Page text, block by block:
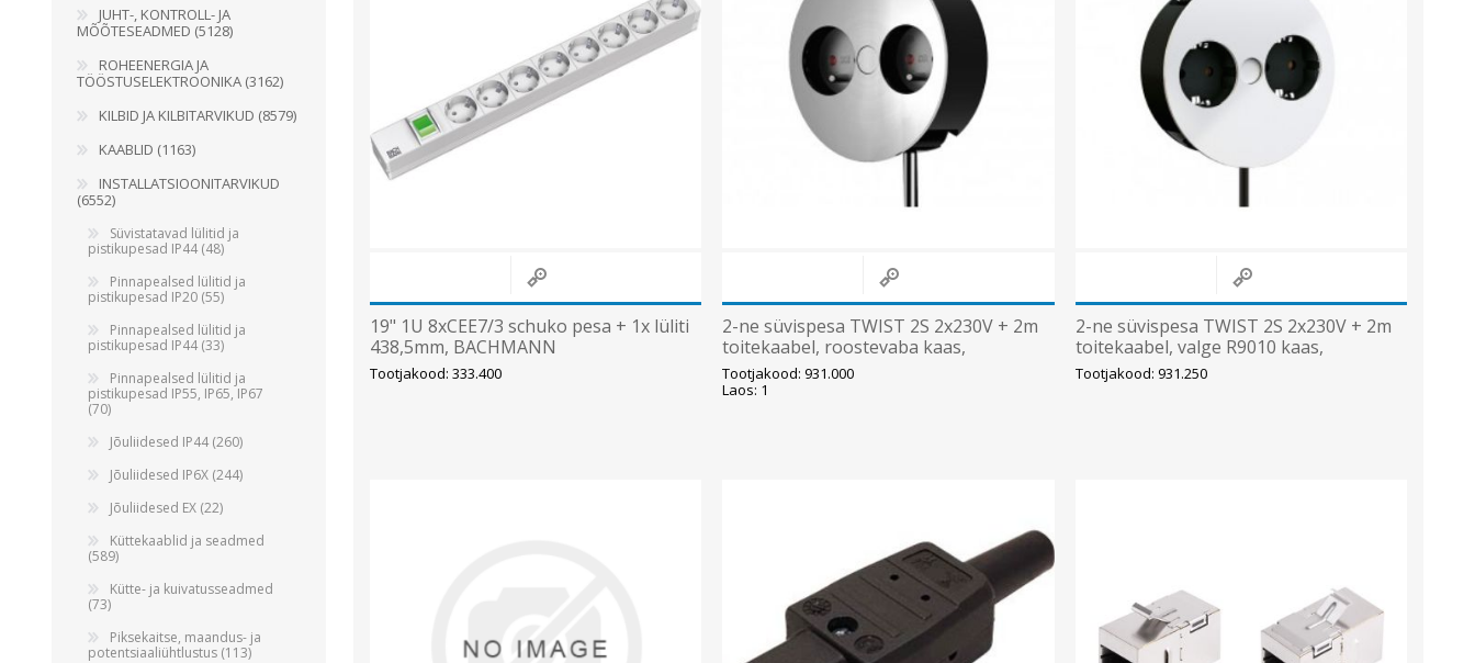
Alumiiniumkaablid ja -juhtmed
Vaskkaablid ja -juhtmed
Painduvad kontrollkaablid
Nõrkvoolukaablid
Süvistatavad lülitid ja pistikupesad IP44
Tulekindlad valgustid ja tarvikud
19" 1U 8xCEE7/3 schuko pesa + 1x lüliti
438,5mm, BACHMANN
Tootjakood: 333.400
2-ne süvispesa TWIST 2S 2x230V + 2m
toitekaabel, roostevaba kaas,
BACHMANN
Tootjakood: 931.000
Laos: 1
2-ne süvispesa TWIST 2S 2x230V + 2m
toitekaabel, valge R9010 kaas,
BACHMANN
Tootjakood: 931.250
JUHT-, KONTROLL- JA
MÕÕTESEADMED (5128)
ROHEENERGIA JA
TÖÖSTUSELEKTROONIKA (3162)
KILBID JA KILBITARVIKUD (8579)
KAABLID (1163)
INSTALLATSIOONITARVIKUD
(6552)
Süvistatavad lülitid ja
pistikupesad IP44 (48)
Pinnapealsed lülitid ja
pistikupesad IP20 (55)
Pinnapealsed lülitid ja
pistikupesad IP44 (33)
Pinnapealsed lülitid ja
pistikupesad IP55, IP65, IP67
(70)
Jõuliidesed IP44 (260)
Jõuliidesed IP6X (244)
Jõuliidesed EX (22)
Küttekaablid ja seadmed
(589)
Kütte- ja kuivatusseadmed
(73)
Piksekaitse, maandus- ja
potentsiaaliühtlustus (113)